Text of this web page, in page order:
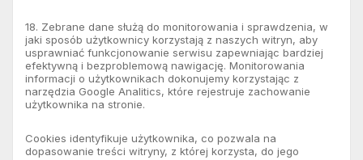
18. Zebrane dane służą do monitorowania i sprawdzenia, w
jaki sposób użytkownicy korzystają z naszych witryn, aby
usprawniać funkcjonowanie serwisu zapewniając bardziej
efektywną i bezproblemową nawigację. Monitorowania
informacji o użytkownikach dokonujemy korzystając z
narzędzia Google Analitics, które rejestruje zachowanie
użytkownika na stronie.
Cookies identyfikuje użytkownika, co pozwala na
dopasowanie treści witryny, z której korzysta, do jego